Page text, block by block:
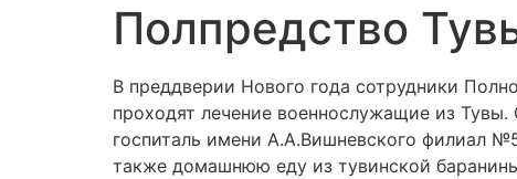
Полпредство
В преддверии Нового года сотрудники
проходят лечение военнослужащие из
госпиталь имени А.А.Вишневского филиал
также домашнюю еду из тувинской